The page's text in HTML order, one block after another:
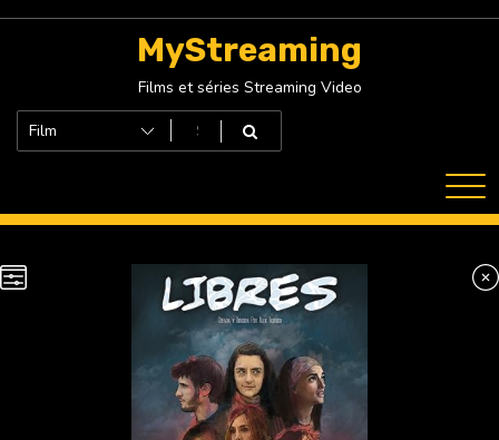
MyStreaming
Films et séries Streaming Video